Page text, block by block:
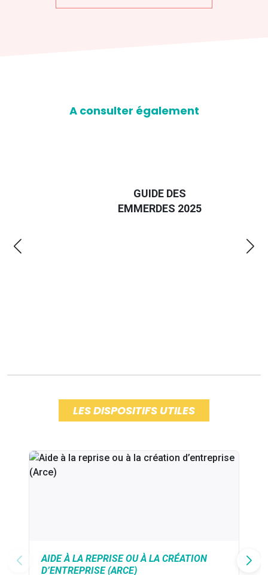
A consulter également
GUIDE DES
EMMERDES 2025
LES DISPOSITIFS UTILES
AIDE À LA REPRISE OU À LA CRÉATION
D’ENTREPRISE (ARCE)